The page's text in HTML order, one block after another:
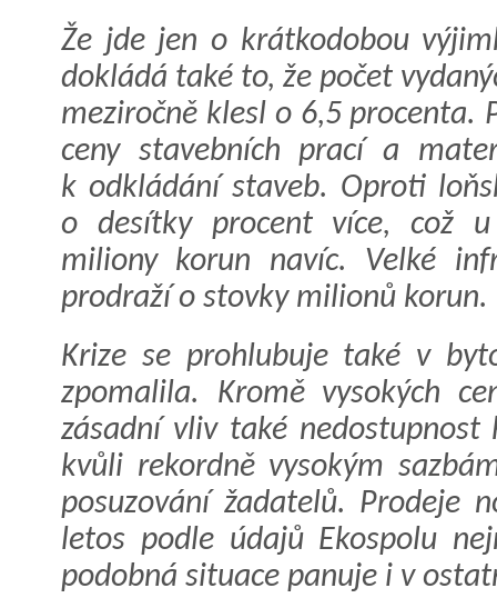
Že jde jen o krátkodobou
dokládá také to, že počet
meziročně klesl o 6,5 procenta.
ceny stavebních prací a
k odkládání staveb. Oproti
o desítky procent více, což
miliony korun navíc. Velké
prodraží o stovky milionů korun.
Krize se prohlubuje také v
zpomalila. Kromě vysokých
zásadní vliv také
kvůli rekordně vysokým
posuzování žadatelů. Prodeje
letos podle údajů Ekospolu
podobná situace panuje i v